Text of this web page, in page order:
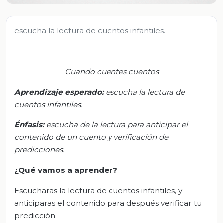
escucha la lectura de cuentos infantiles.
Cuando cuentes cuentos
Aprendizaje esperado:escucha la lectura de
cuentos infantiles.
Énfasis:escucha de la lectura para anticipar el
contenido de un cuento y verificación de
predicciones.
¿Qué vamos a aprender?
Escucharas la lectura de cuentos infantiles, y
anticiparas el contenido para después verificar tu
predicción